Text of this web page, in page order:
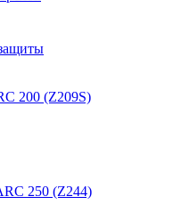
200 (Z209S)
250 (Z244)